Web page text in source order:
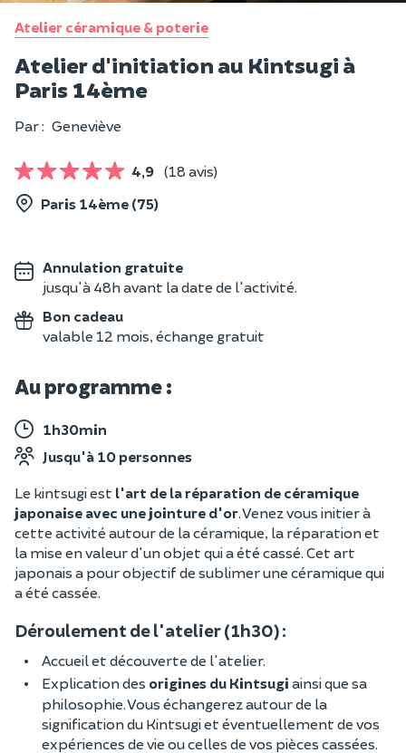
Atelier céramique & poterie
Atelier d'initiation au Kintsugi à
Paris 14ème
Par : Geneviève
4,9 (18 avis)
Paris 14ème (75)
Annulation gratuite
jusqu'à 48h avant la date de l'activité.
Bon cadeau
valable 12 mois, échange gratuit
Au programme :
1h30min
Jusqu'à 10 personnes
Le kintsugi est l'art de la réparation de céramique
japonaise avec une jointure d'or. Venez vous initier à
cette activité autour de la céramique, la réparation et
la mise en valeur d'un objet qui a été cassé. Cet art
japonais a pour objectif de sublimer une céramique qui
a été cassée.
Déroulement de l'atelier (1h30) :
Accueil et découverte de l'atelier.
Explication des origines du Kintsugi ainsi que sa
philosophie. Vous échangerez autour de la
signification du Kintsugi et éventuellement de vos
expériences de vie ou celles de vos pièces cassées.